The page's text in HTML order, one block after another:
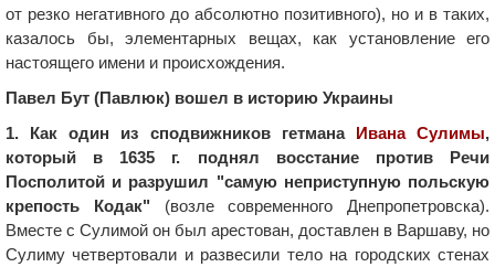
от резко негативного до абсолютно позитивного), но и в таких,
казалось бы, элементарных вещах, как установление его
настоящего имени и происхождения.
Павел Бут (Павлюк) вошел в историю Украины
1. Как один из сподвижников гетмана Ивана Сулимы,
который в 1635 г. поднял восстание против Речи
Посполитой и разрушил "самую неприступную польскую
крепость Кодак" (возле современного Днепропетровска).
Вместе с Сулимой он был арестован, доставлен в Варшаву, но
Сулиму четвертовали и развесили тело на городских стенах